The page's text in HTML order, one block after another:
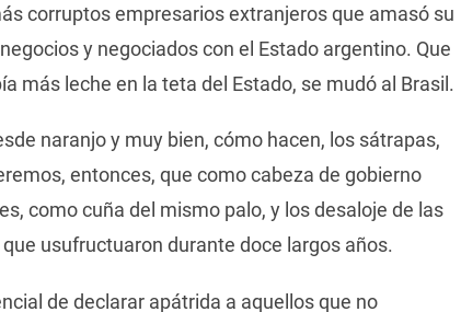
corruptos empresarios extranjeros que amasó su
y negociados con el Estado argentino. Que
más leche en la teta del Estado, se mudó al Brasil.
naranjo y muy bien, cómo hacen, los sátrapas,
entonces, que como cabeza de gobierno
como cuña del mismo palo, y los desaloje de las
usufructuaron durante doce largos años.
de declarar apátrida a aquellos que no